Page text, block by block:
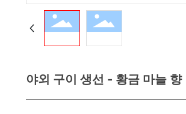
야외 구이 생선 - 황금 마늘 향